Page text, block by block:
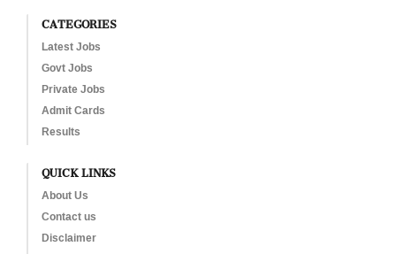
CATEGORIES
Latest Jobs
Govt Jobs
Private Jobs
Admit Cards
Results
QUICK LINKS
About Us
Contact us
Disclaimer